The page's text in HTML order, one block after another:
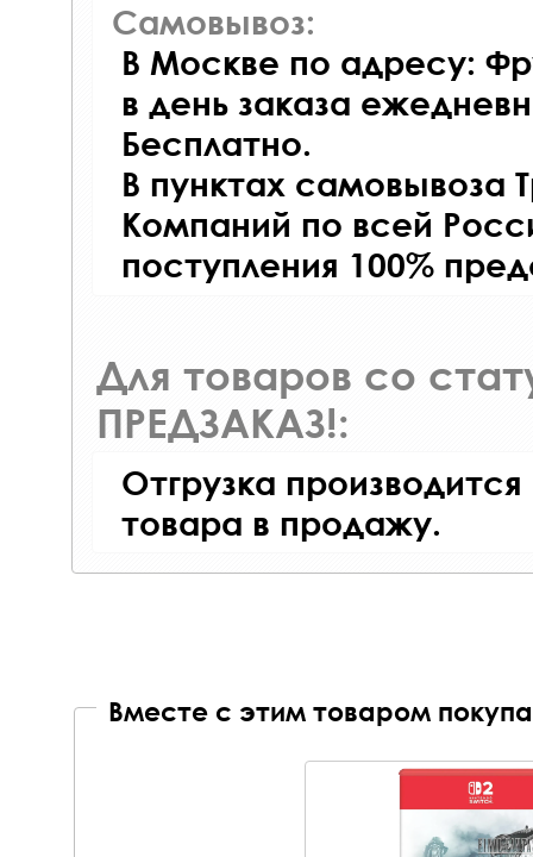
Самовывоз:
В Москве по адресу:
в день заказа
Бесплатно.
В пунктах самовывоза
Компаний по всей
поступления 100%
Для товаров со
ПРЕДЗАКАЗ!:
Отгрузка
товара в продажу.
Вместе с этим товаром